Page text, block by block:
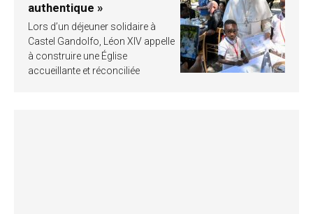
authentique »
Lors d’un déjeuner solidaire à
Castel Gandolfo, Léon XIV appelle
à construire une Église
accueillante et réconciliée